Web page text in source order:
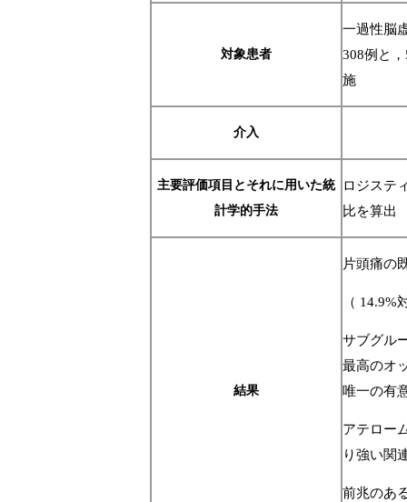
対象患者
一過性脳
308例と
施
介入
主要評価項目とそれに用いた統
計学的手法
ロジステ
比を算
結果
片頭痛の
（
サブグル
最高のオ
唯一の有
アテロー
り強い関
前兆のあ